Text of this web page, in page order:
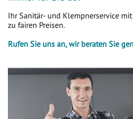
Ihr Sanitär- und Klempnerservice
zu fairen Preisen.
Rufen Sie uns an, wir beraten Sie